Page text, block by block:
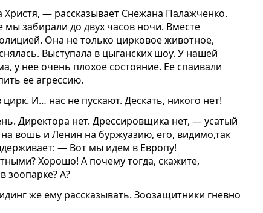
— рассказывает Снежана Палажченко.
забирали до двух часов ночи. Вместе
Она не только цирковое животное,
Выступала в цыганских шоу. У нашей
у нее очень плохое состояние. Ее спаивали
ее агрессию.
И… нас не пускают. Дескать, никого нет!
Директора нет. Дрессировщика нет, — усатый
на вошь и Ленин на буржуазию, его, видимо,так
— Вот мы идем в Европу!
Хорошо! А почему тогда, скажите,
зоопарке? А?
же ему рассказывать. Зоозащитники гневно